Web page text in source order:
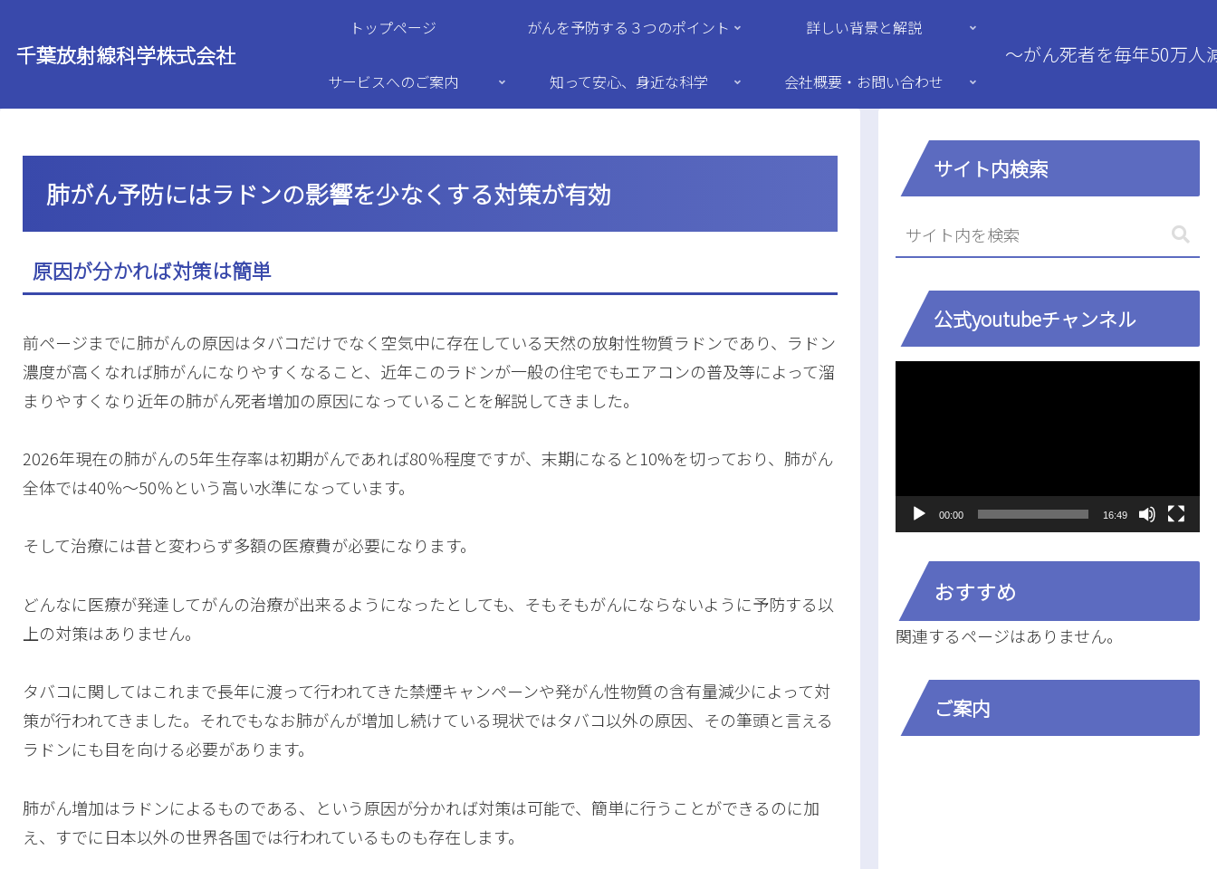
千葉放射線科学株式会社
トップページ がんを予防する３つのポイント 詳しい背景と解説
サービスへのご案内 知って安心、身近な科学 会社概要・お問い合わせ
～がん死者を毎年50万人
肺がん予防にはラドンの影響を少なくする対策が有効
原因が分かれば対策は簡単
前ページまでに肺がんの原因はタバコだけでなく空気中に存在している天然の放射性物質ラドンであり、ラドン
濃度が高くなれば肺がんになりやすくなること、近年このラドンが一般の住宅でもエアコンの普及等によって溜
まりやすくなり近年の肺がん死者増加の原因になっていることを解説してきました。
2026年現在の肺がんの5年生存率は初期がんであれば80％程度ですが、末期になると10%を切っており、肺がん
全体では40％～50％という高い水準になっています。
そして治療には昔と変わらず多額の医療費が必要になります。
どんなに医療が発達してがんの治療が出来るようになったとしても、そもそもがんにならないように予防する以
上の対策はありません。
タバコに関してはこれまで長年に渡って行われてきた禁煙キャンペーンや発がん性物質の含有量減少によって対
策が行われてきました。それでもなお肺がんが増加し続けている現状ではタバコ以外の原因、その筆頭と言える
ラドンにも目を向ける必要があります。
肺がん増加はラドンによるものである、という原因が分かれば対策は可能で、簡単に行うことができるのに加
え、すでに日本以外の世界各国では行われているものも存在します。
サイト内検索
公式youtubeチャンネル
ー
00:00 16:49
おすすめ
関連するページはありません。
ご案内